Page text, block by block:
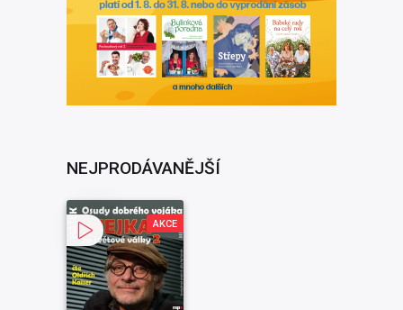
NEJPRODÁVANĚJŠÍ
AKCE